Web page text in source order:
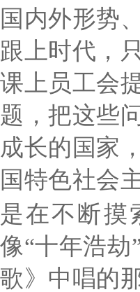
国内外形势
跟上时代，
课上员工会
题，把这些
成长的国家
国特色社会
是在不断摸
像“十年浩
歌》中唱的